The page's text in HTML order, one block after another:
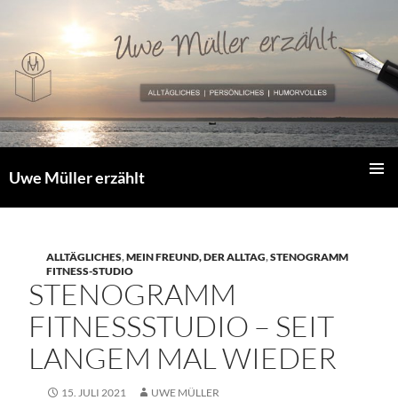
Inhalt
springen
Uwe Müller erzählt
MENÜ
ALLTÄGLICHES,MEIN FREUND, DER ALLTAG,STENOGRAMM
FITNESS-STUDIO
STENOGRAMM
FITNESSSTUDIO – SEIT
LANGEM MAL WIEDER
15. JULI 2021 UWE MÜLLER